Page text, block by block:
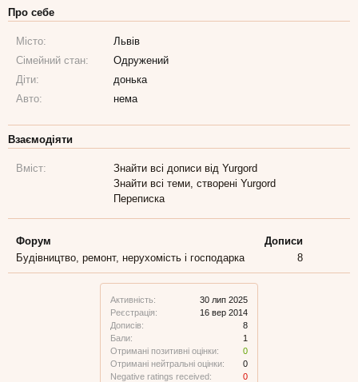
Активність:
30 лип 2025
Реєстрація:
16 вер 2014
Дописів:
8
Бали:
1
Отримані позитивні оцінки:
0
Отримані нейтральні оцінки:
0
Negative ratings received:
0
Про себе
Місто:
Львів
Сімейний стан:
Одружений
Діти:
донька
Авто:
нема
Взаємодіяти
Вміст:
Знайти всі дописи від Yurgord
Знайти всі теми, створені Yurgord
Переписка
Форум
Дописи
Будівництво, ремонт, нерухомість і господарка
8